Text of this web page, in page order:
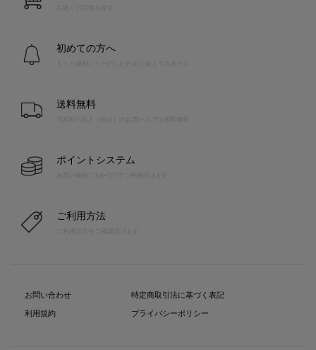
お近くの店舗を探す
初めての方へ
送料無料
10,000円以上（税込）のお買い上げで送料無料
ポイントシステム
お買い物毎に1pt=1円でご利用頂けます
ご利用方法
お問い合わせ
利用規約
特定商取引法に基づく表記
プライバシーポリシー